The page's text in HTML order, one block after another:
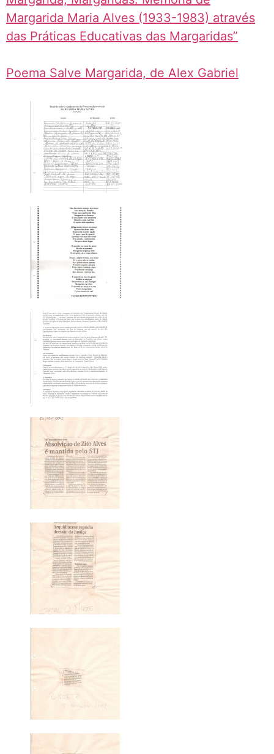
Margarida Maria Alves (1933-1983) através
das Práticas Educativas das Margaridas”
Poema Salve Margarida, de Alex Gabriel